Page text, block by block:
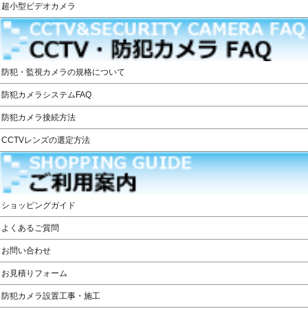
超小型ビデオカメラ
防犯・監視カメラの規格について
防犯カメラシステムFAQ
防犯カメラ接続方法
CCTVレンズの選定方法
ショッピングガイド
よくあるご質問
お問い合わせ
お見積りフォーム
防犯カメラ設置工事・施工